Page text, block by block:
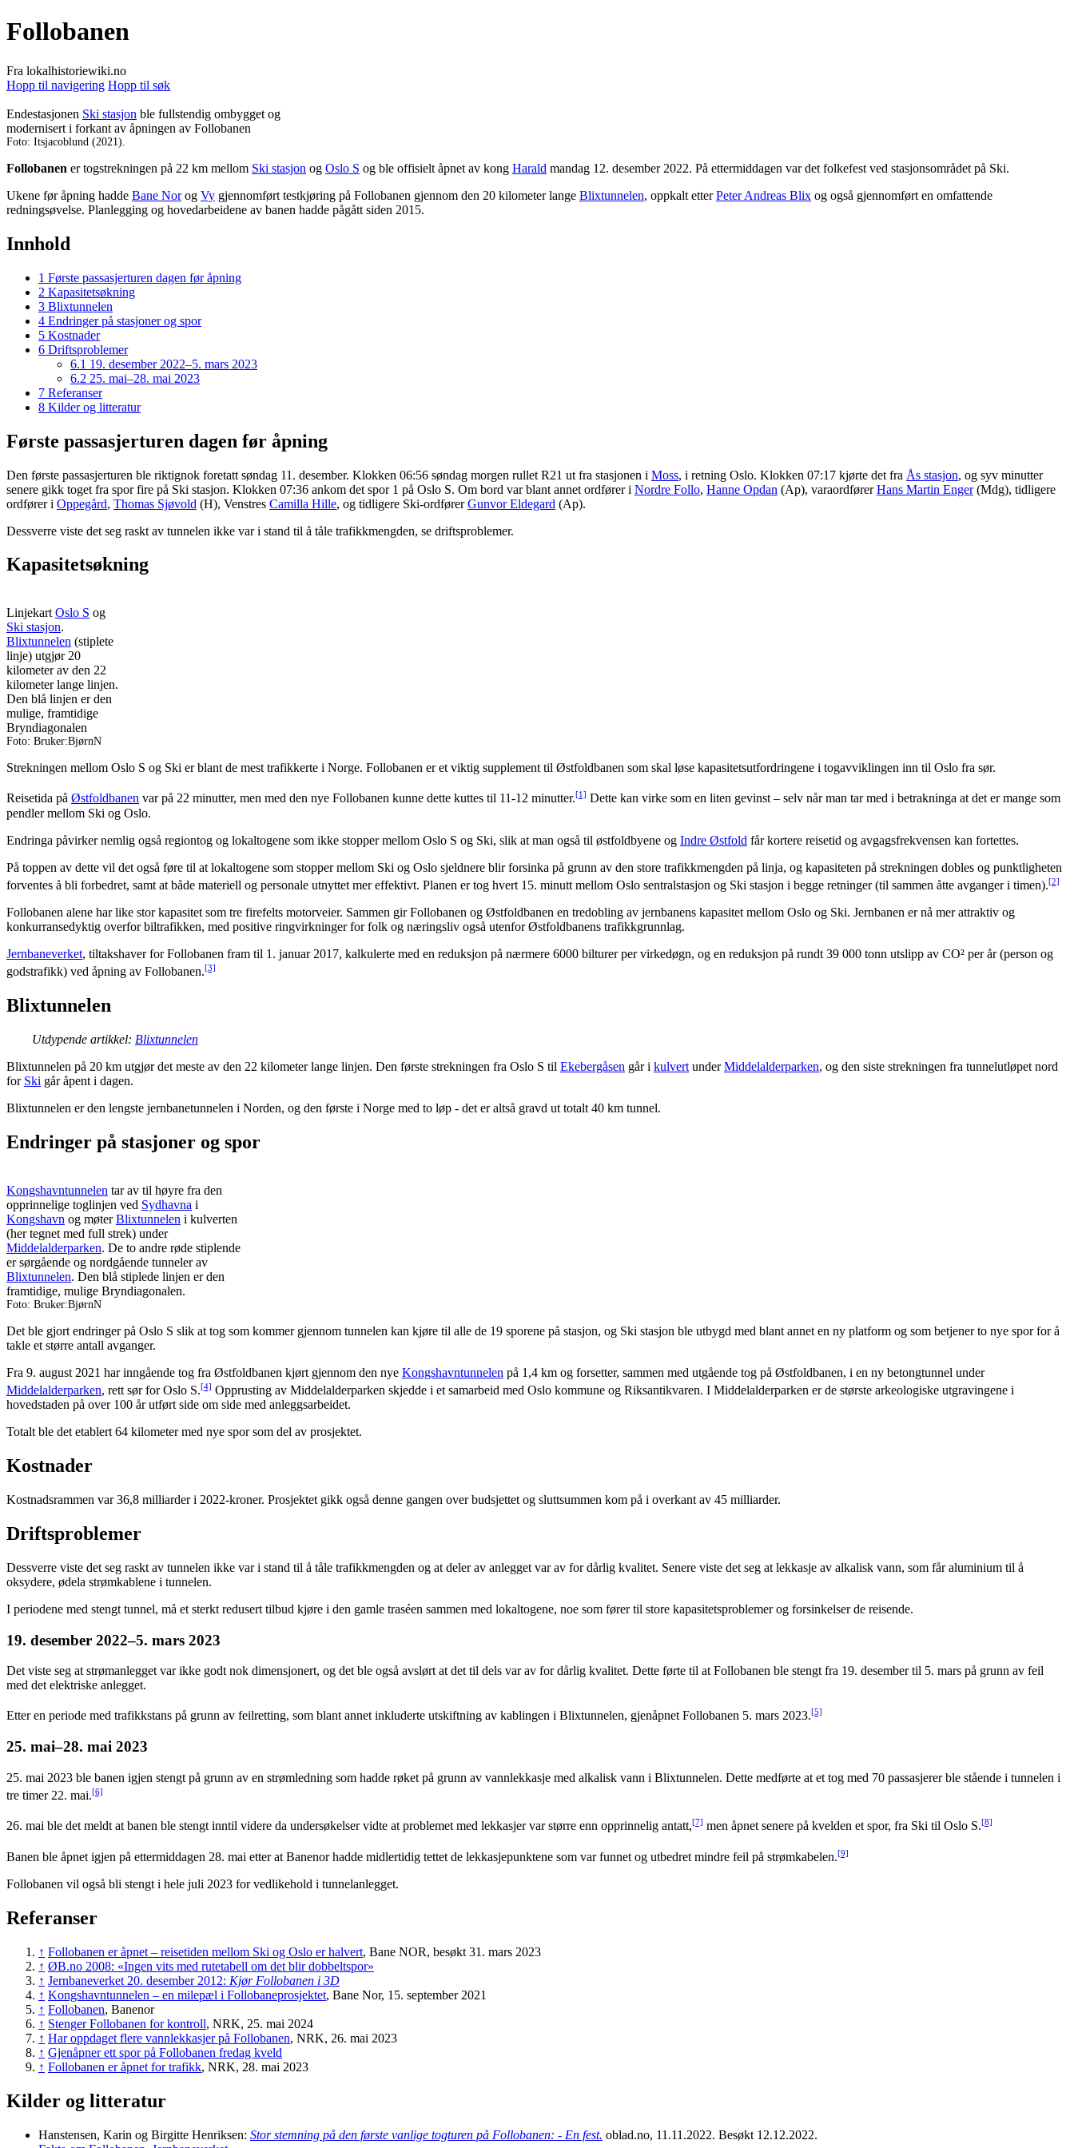
Follobanen
Fra lokalhistoriewiki.no
Hopp til navigering Hopp til søk
Endestasjonen Ski stasjon ble fullstendig ombygget og
modernisert i forkant av åpningen av Follobanen
Foto: Itsjacoblund (2021).
Follobanen er togstrekningen på 22 km mellom Ski stasjon og Oslo S og ble offisielt åpnet av kong Harald mandag 12. desember 2022. På ettermiddagen var det folkefest ved stasjonsområdet på Ski.
Ukene før åpning hadde Bane Norog Vy gjennomført testkjøring på Follobanen gjennom den 20 kilometer lange Blixtunnelen, oppkalt etterPeter Andreas Blix og også gjennomført en omfattende
redningsøvelse. Planlegging og hovedarbeidene av banen hadde pågått siden 2015.
Innhold
1 Første passasjerturen dagen før åpning
2 Kapasitetsøkning
3 Blixtunnelen
4 Endringer på stasjoner og spor
5 Kostnader
6 Driftsproblemer
6.1 19. desember 2022–5. mars 2023
6.2 25. mai–28. mai 2023
7 Referanser
8 Kilder og litteratur
Første passasjerturen dagen før åpning
Den første passasjerturen ble riktignok foretatt søndag 11. desember. Klokken 06:56 søndag morgen rullet R21 ut fra stasjonen i Moss, i retning Oslo. Klokken 07:17 kjørte det fra Ås stasjon, og syv minutter
senere gikk toget fra spor fire på Ski stasjon. Klokken 07:36 ankom det spor 1 på Oslo S. Om bord var blant annet ordfører i Nordre Follo, Hanne Opdan (Ap), varaordførerHans Martin Enger(Mdg), tidligere
ordfører i Oppegård, Thomas Sjøvold (H), Venstres Camilla Hille, og tidligere Ski-ordførerGunvor Eldegard (Ap).
Dessverre viste det seg raskt av tunnelen ikke var i stand til å tåle trafikkmengden, se driftsproblemer.
Kapasitetsøkning
Linjekart Oslo S og
Ski stasjon.
Blixtunnelen (stiplete
linje) utgjør 20
kilometer av den 22
kilometer lange linjen.
Den blå linjen er den
mulige, framtidige
Bryndiagonalen
Foto: Bruker:BjørnN
Strekningen mellom Oslo S og Ski er blant de mest trafikkerte i Norge. Follobanen er et viktig supplement til Østfoldbanen som skal løse kapasitetsutfordringene i togavviklingen inn til Oslo fra sør.
Reisetida på Østfoldbanen var på 22 minutter, men med den nye Follobanen kunne dette kuttes til 11-12 minutter.[1] Dette kan virke som en liten gevinst – selv når man tar med i betrakninga at det er mange som
pendler mellom Ski og Oslo.
Endringa påvirker nemlig også regiontog og lokaltogene som ikke stopper mellom Oslo S og Ski, slik at man også til østfoldbyene og Indre Østfold får kortere reisetid og avgagsfrekvensen kan fortettes.
På toppen av dette vil det også føre til at lokaltogene som stopper mellom Ski og Oslo sjeldnere blir forsinka på grunn av den store trafikkmengden på linja, og kapasiteten på strekningen dobles og punktligheten
forventes å bli forbedret, samt at både materiell og personale utnyttet mer effektivt. Planen er tog hvert 15. minutt mellom Oslo sentralstasjon og Ski stasjon i begge retninger (til sammen åtte avganger i timen).[2]
Follobanen alene har like stor kapasitet som tre firefelts motorveier. Sammen gir Follobanen og Østfoldbanen en tredobling av jernbanens kapasitet mellom Oslo og Ski. Jernbanen er nå mer attraktiv og
konkurransedyktig overfor biltrafikken, med positive ringvirkninger for folk og næringsliv også utenfor Østfoldbanens trafikkgrunnlag.
Jernbaneverket, tiltakshaver for Follobanen fram til 1. januar 2017, kalkulerte med en reduksjon på nærmere 6000 bilturer per virkedøgn, og en reduksjon på rundt 39 000 tonn utslipp av CO² per år (person og
godstrafikk) ved åpning av Follobanen.[3]
Blixtunnelen
Utdypende artikkel: Blixtunnelen
Blixtunnelen på 20 km utgjør det meste av den 22 kilometer lange linjen. Den første strekningen fra Oslo S til Ekebergåsen går i kulvert underMiddelalderparken, og den siste strekningen fra tunnelutløpet nord
for Ski går åpent i dagen.
Blixtunnelen er den lengste jernbanetunnelen i Norden, og den første i Norge med to løp - det er altså gravd ut totalt 40 km tunnel.
Endringer på stasjoner og spor
Kongshavntunnelen tar av til høyre fra den
opprinnelige toglinjen ved Sydhavna i
Kongshavn og møterBlixtunnelen i kulverten
(her tegnet med full strek) under
Middelalderparken. De to andre røde stiplende
er sørgående og nordgående tunneler av
Blixtunnelen. Den blå stiplede linjen er den
framtidige, mulige Bryndiagonalen.
Foto: Bruker:BjørnN
Det ble gjort endringer på Oslo S slik at tog som kommer gjennom tunnelen kan kjøre til alle de 19 sporene på stasjon, og Ski stasjon ble utbygd med blant annet en ny platform og som betjener to nye spor for å
takle et større antall avganger.
Fra 9. august 2021 har inngående tog fra Østfoldbanen kjørt gjennom den nye Kongshavntunnelen på 1,4 km og forsetter, sammen med utgående tog på Østfoldbanen, i en ny betongtunnel under
Middelalderparken, rett sør for Oslo S.[4] Opprusting av Middelalderparken skjedde i et samarbeid med Oslo kommune og Riksantikvaren. I Middelalderparken er de største arkeologiske utgravingene i
hovedstaden på over 100 år utført side om side med anleggsarbeidet.
Totalt ble det etablert 64 kilometer med nye spor som del av prosjektet.
Kostnader
Kostnadsrammen var 36,8 milliarder i 2022-kroner. Prosjektet gikk også denne gangen over budsjettet og sluttsummen kom på i overkant av 45 milliarder.
Driftsproblemer
Dessverre viste det seg raskt av tunnelen ikke var i stand til å tåle trafikkmengden og at deler av anlegget var av for dårlig kvalitet. Senere viste det seg at lekkasje av alkalisk vann, som får aluminium til å
oksydere, ødela strømkablene i tunnelen.
I periodene med stengt tunnel, må et sterkt redusert tilbud kjøre i den gamle traséen sammen med lokaltogene, noe som fører til store kapasitetsproblemer og forsinkelser de reisende.
19. desember 2022–5. mars 2023
Det viste seg at strømanlegget var ikke godt nok dimensjonert, og det ble også avslørt at det til dels var av for dårlig kvalitet. Dette førte til at Follobanen ble stengt fra 19. desember til 5. mars på grunn av feil
med det elektriske anlegget.
Etter en periode med trafikkstans på grunn av feilretting, som blant annet inkluderte utskiftning av kablingen i Blixtunnelen, gjenåpnet Follobanen 5. mars 2023.[5]
25. mai–28. mai 2023
25. mai 2023 ble banen igjen stengt på grunn av en strømledning som hadde røket på grunn av vannlekkasje med alkalisk vann i Blixtunnelen. Dette medførte at et tog med 70 passasjerer ble stående i tunnelen i
tre timer 22. mai.[6]
26. mai ble det meldt at banen ble stengt inntil videre da undersøkelser vidte at problemet med lekkasjer var større enn opprinnelig antatt,[7] men åpnet senere på kvelden et spor, fra Ski til Oslo S.[8]
Banen ble åpnet igjen på ettermiddagen 28. mai etter at Banenor hadde midlertidig tettet de lekkasjepunktene som var funnet og utbedret mindre feil på strømkabelen.[9]
Follobanen vil også bli stengt i hele juli 2023 for vedlikehold i tunnelanlegget.
Referanser
↑ Follobanen er åpnet – reisetiden mellom Ski og Oslo er halvert, Bane NOR, besøkt 31. mars 2023
↑ ØB.no 2008: «Ingen vits med rutetabell om det blir dobbeltspor»
↑ Jernbaneverket 20. desember 2012: Kjør Follobanen i 3D
↑ Kongshavntunnelen – en milepæl i Follobaneprosjektet, Bane Nor, 15. september 2021
↑ Follobanen, Banenor
↑ Stenger Follobanen for kontroll, NRK, 25. mai 2024
↑ Har oppdaget flere vannlekkasjer på Follobanen, NRK, 26. mai 2023
↑ Gjenåpner ett spor på Follobanen fredag kveld
↑ Follobanen er åpnet for trafikk, NRK, 28. mai 2023
Kilder og litteratur
Hanstensen, Karin og Birgitte Henriksen: Stor stemning på den første vanlige togturen på Follobanen: - En fest. oblad.no, 11.11.2022. Besøkt 12.12.2022.